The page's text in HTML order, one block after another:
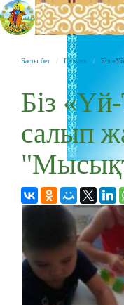
Басты бет Галерея Біз
Біз
салып